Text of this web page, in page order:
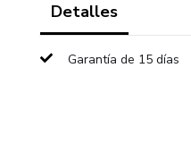
Detalles
Garantía de 15 días